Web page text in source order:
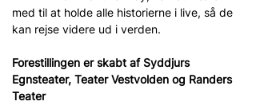
med til at holde alle historierne i live, så de
kan rejse videre ud i verden.
Forestillingen er skabt af Syddjurs
Egnsteater, Teater Vestvolden og Randers
Teater